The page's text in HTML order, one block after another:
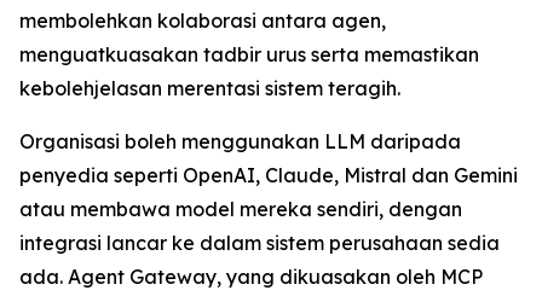
membolehkan kolaborasi antara agen,
menguatkuasakan tadbir urus serta memastikan
kebolehjelasan merentasi sistem teragih.
Organisasi boleh menggunakan LLM daripada
penyedia seperti OpenAI, Claude, Mistral dan Gemini
atau membawa model mereka sendiri, dengan
integrasi lancar ke dalam sistem perusahaan sedia
ada. Agent Gateway, yang dikuasakan oleh MCP